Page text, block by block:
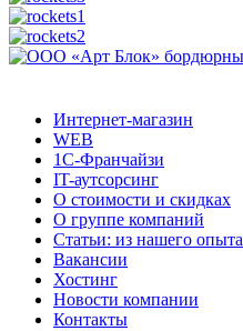
Интернет-магазин
WEB
1С-Франчайзи
IT-аутсорсинг
О стоимости и скидках
О группе компаний
Статьи: из нашего опыта
Вакансии
Хостинг
Новости компании
Контакты